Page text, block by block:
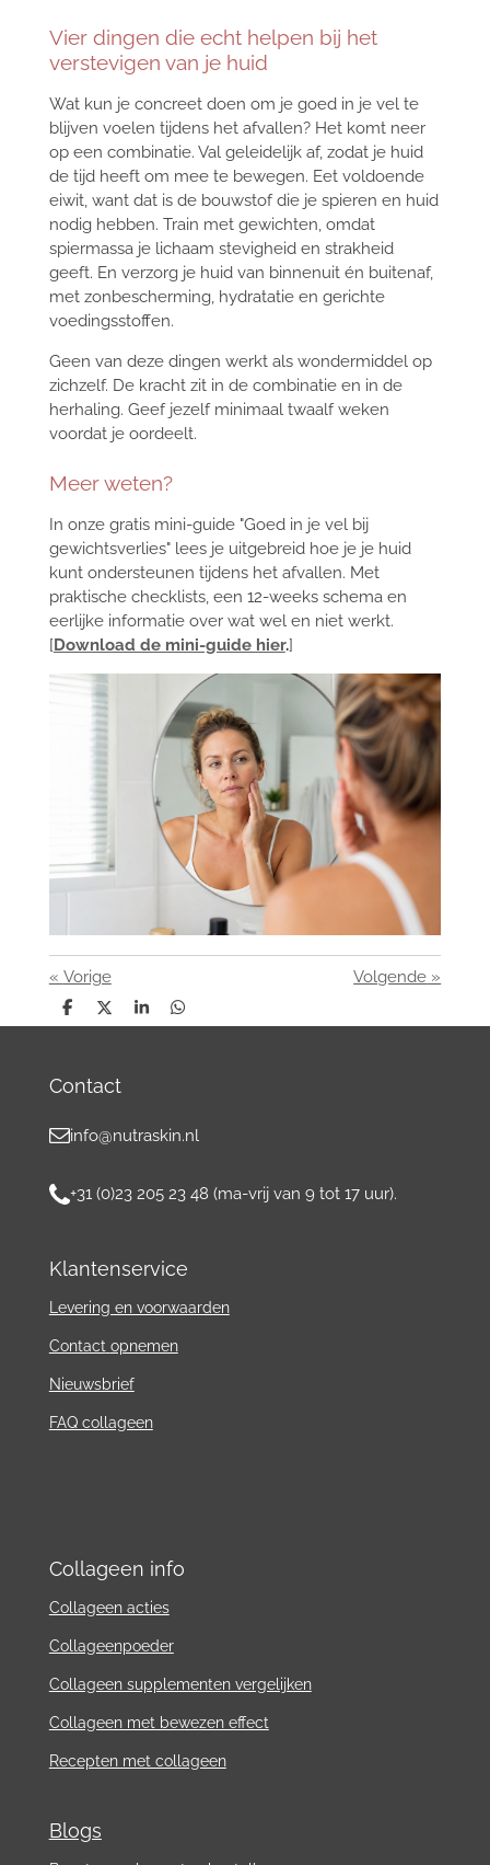
Vier dingen die echt helpen bij het
verstevigen van je huid
Wat kun je concreet doen om je goed in je vel te
blijven voelen tijdens het afvallen? Het komt neer
op een combinatie. Val geleidelijk af, zodat je huid
de tijd heeft om mee te bewegen. Eet voldoende
eiwit, want dat is de bouwstof die je spieren en huid
nodig hebben. Train met gewichten, omdat
spiermassa je lichaam stevigheid en strakheid
geeft. En verzorg je huid van binnenuit én buitenaf,
met zonbescherming, hydratatie en gerichte
voedingsstoffen.
Geen van deze dingen werkt als wondermiddel op
zichzelf. De kracht zit in de combinatie en in de
herhaling. Geef jezelf minimaal twaalf weken
voordat je oordeelt.
Meer weten?
In onze gratis mini-guide "Goed in je vel bij
gewichtsverlies" lees je uitgebreid hoe je je huid
kunt ondersteunen tijdens het afvallen. Met
praktische checklists, een 12-weeks schema en
eerlijke informatie over wat wel en niet werkt.
[Download de mini-guide hier.]
« Vorige Volgende »
D
e
n
D
e
S
h
D
e
Contact
info@nutraskin.nl
+31 (0)23 205 23 48 (ma-vrij van 9 tot 17 uur).
Klantenservice
Levering en voorwaarden
Contact opnemen
Nieuwsbrief
FAQ collageen
Collageen info
Collageen acties
Collageenpoeder
Collageen supplementen vergelijken
Collageen met bewezen effect
Recepten met collageen
Blogs